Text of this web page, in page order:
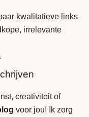
kwalitatieve links
irrelevante
creativiteit of
voor jou! Ik zorg